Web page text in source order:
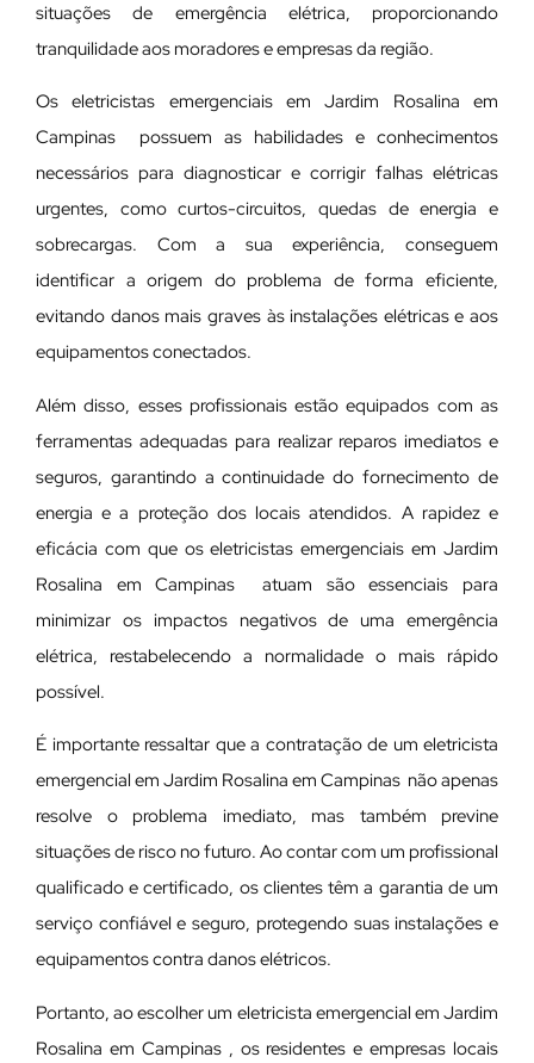
situações de emergência elétrica, proporcionando
tranquilidade aos moradores e empresas da região.
Os eletricistas emergenciais em Jardim Rosalina em
Campinas possuem as habilidades e conhecimentos
necessários para diagnosticar e corrigir falhas elétricas
urgentes, como curtos-circuitos, quedas de energia e
sobrecargas. Com a sua experiência, conseguem
identificar a origem do problema de forma eficiente,
evitando danos mais graves às instalações elétricas e aos
equipamentos conectados.
Além disso, esses profissionais estão equipados com as
ferramentas adequadas para realizar reparos imediatos e
seguros, garantindo a continuidade do fornecimento de
energia e a proteção dos locais atendidos. A rapidez e
eficácia com que os eletricistas emergenciais em Jardim
Rosalina em Campinas atuam são essenciais para
minimizar os impactos negativos de uma emergência
elétrica, restabelecendo a normalidade o mais rápido
possível.
É importante ressaltar que a contratação de um eletricista
emergencial em Jardim Rosalina em Campinas não apenas
resolve o problema imediato, mas também previne
situações de risco no futuro. Ao contar com um profissional
qualificado e certificado, os clientes têm a garantia de um
serviço confiável e seguro, protegendo suas instalações e
equipamentos contra danos elétricos.
Portanto, ao escolher um eletricista emergencial em Jardim
Rosalina em Campinas , os residentes e empresas locais